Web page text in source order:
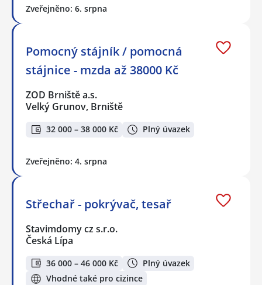
Zveřejněno: 6. srpna
Pomocný stájník / pomocná
stájnice - mzda až 38000 Kč
ZOD Brniště a.s.
Velký Grunov, Brniště
32 000 – 38 000 Kč Plný úvazek
Zveřejněno: 4. srpna
Střechař - pokrývač, tesař
Stavimdomy cz s.r.o.
Česká Lípa
36 000 – 46 000 Kč
Plný úvazek
Vhodné také pro cizince